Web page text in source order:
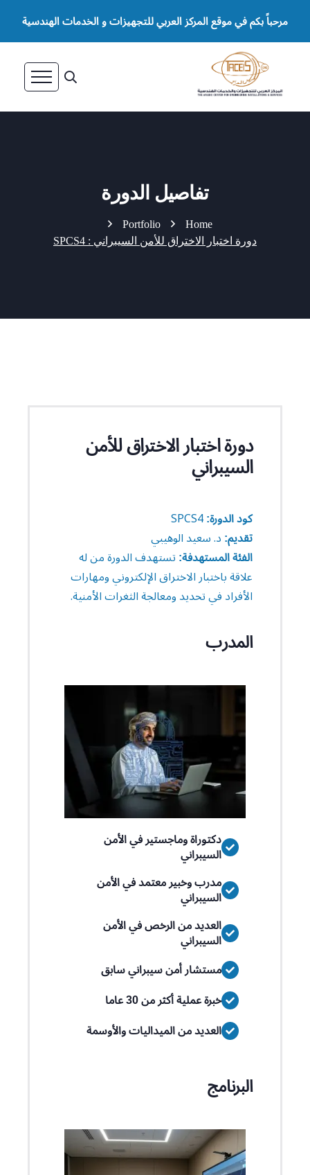
مرحباً بكم في موقع المركز العربي للتجهيزات و الخدمات الهندسية
تفاصيل الدورة
Home
Portfolio
دورة اختبار الاختراق للأمن السيبراني : SPCS4
دورة اختبار الاختراق للأمن
السيبراني
كود الدورة:
تقديم: د. سعيد الوهيبي
الفئة المستهدفة: تستهدف الدورة من له
علاقة باختبار الاختراق الإلكتروني ومهارات
الأفراد في تحديد ومعالجة الثغرات الأمنية.
المدرب
دكتوراة وماجستير في الأمن
السيبراني
مدرب وخبير معتمد في الأمن
السيبراني
العديد من الرخص في الأمن
السيبراني
مستشار أمن سيبراني سابق
خبرة عملية أكثر من 30 عاما
العديد من الميداليات والأوسمة
البرنامج